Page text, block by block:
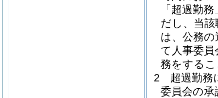
「超過勤
だし、当
は、公務
て人事委
務をする
2
超過勤務
委員会の